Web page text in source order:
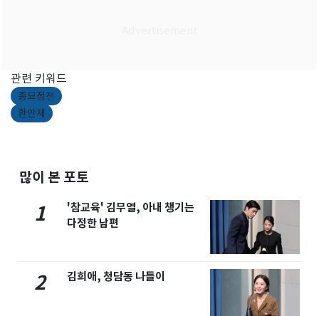
관련 키워드
종묘정전
환안제
많이 본 포토
1
'참교육' 김무열, 아내 챙기는
다정한 남편
2 김희애, 청담동 나들이